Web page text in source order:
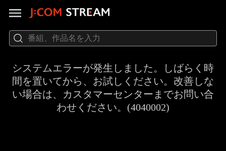
システムエラーが発生しました。しばらく時
間を置いてから、お試しください。改善しな
い場合は、カスタマーセンターまでお問い合
わせください。(4040002)